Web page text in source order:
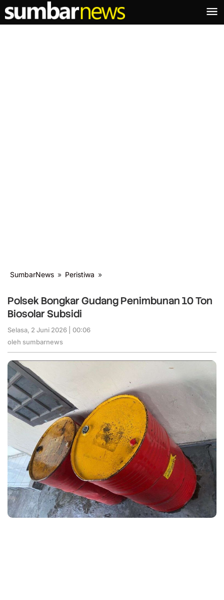
Lewati
ke
konten
SumbarNews » Peristiwa »
Gudang
Penimbunan
Polsek Bongkar Gudang Penimbunan 10 Ton
Biosolar Subsidi
Selasa, 2 Juni 2026 | 00:06
oleh sumbarnews